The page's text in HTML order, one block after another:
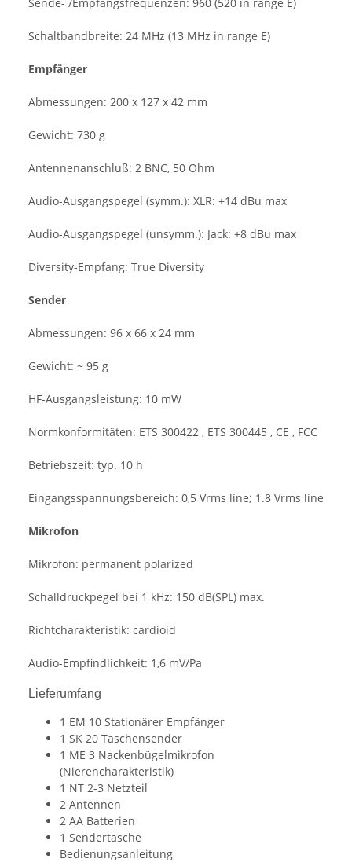
Schaltbandbreite: 24 MHz (13 MHz in range E)
Empfänger
Abmessungen: 200 x 127 x 42 mm
Gewicht: 730 g
Antennenanschluß: 2 BNC, 50 Ohm
Audio-Ausgangspegel (symm.): XLR: +14 dBu max
Audio-Ausgangspegel (unsymm.): Jack: +8 dBu max
Diversity-Empfang: True Diversity
Sender
Abmessungen: 96 x 66 x 24 mm
Gewicht: ~ 95 g
HF-Ausgangsleistung: 10 mW
Normkonformitäten: ETS 300422 , ETS 300445 , CE , FCC
Betriebszeit: typ. 10 h
Eingangsspannungsbereich: 0,5 Vrms line; 1.8 Vrms line
Mikrofon
Mikrofon: permanent polarized
Schalldruckpegel bei 1 kHz: 150 dB(SPL) max.
Richtcharakteristik: cardioid
Audio-Empfindlichkeit: 1,6 mV/Pa
Lieferumfang
1 EM 10 Stationärer Empfänger
1 SK 20 Taschensender
1 ME 3 Nackenbügelmikrofon
(Nierencharakteristik)
1 NT 2-3 Netzteil
2 Antennen
2 AA Batterien
1 Sendertasche
Bedienungsanleitung